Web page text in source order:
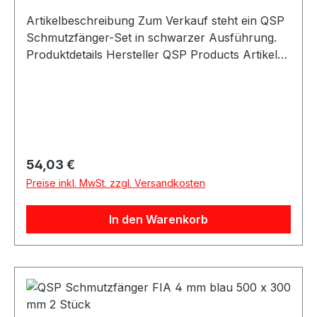
Artikelbeschreibung Zum Verkauf steht ein QSP
Schmutzfänger-Set in schwarzer Ausführung.
Produktdetails Hersteller QSP Products Artikel
Fahrzeuganwendungen Beschreibung QSP
universelle Schmutzfänger in schwarzer,
glänzender Ausführung. Die Mud Flaps sind sehr
robust und haben Abmessungen von 500 x 300
Projektanwendungen. Lieferumfang 2x QSP
Schmutzfänger FIA 4 mm schwarz
Regulärer Preis:
54,03 €
Preise inkl. MwSt. zzgl. Versandkosten
In den Warenkorb